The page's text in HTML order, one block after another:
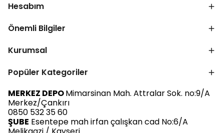
Hesabım
Önemli Bilgiler
Kurumsal
Popüler Kategoriler
MERKEZ DEPOMimarsinan Mah. Attralar Sok. no:9/A
Merkez/Çankırı
0850 532 35 60
ŞUBE Esentepe mah irfan çalışkan cad No:6/A